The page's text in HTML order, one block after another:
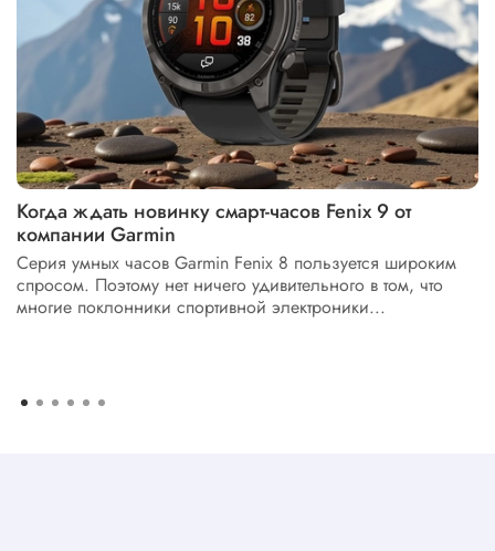
Когда ждать новинку смарт-часов Fenix 9 от
компании Garmin
Серия умных часов Garmin Fenix 8 пользуется широким
спросом. Поэтому нет ничего удивительного в том, что
многие поклонники спортивной электроники...